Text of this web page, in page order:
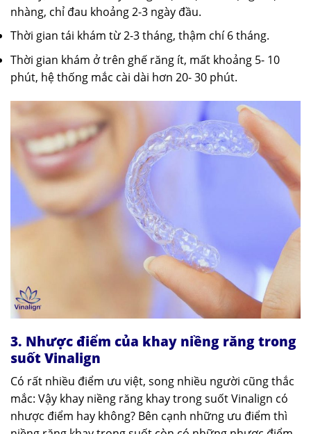
nhàng, chỉ đau khoảng 2-3 ngày đầu.
Thời gian tái khám từ 2-3 tháng, thậm chí 6 tháng.
Thời gian khám ở trên ghế răng ít, mất khoảng 5- 10
phút, hệ thống mắc cài dài hơn 20- 30 phút.
3. Nhược điểm của khay niềng răng trong
suốt Vinalign
Có rất nhiều điểm ưu việt, song nhiều người cũng thắc
mắc: Vậy khay niềng răng khay trong suốt Vinalign có
nhược điểm hay không? Bên cạnh những ưu điểm thì